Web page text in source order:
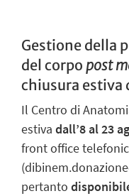
Gestione della
del corpo post
chiusura estiva
Il Centro di
estiva dall’8 al 23
front office
pertanto